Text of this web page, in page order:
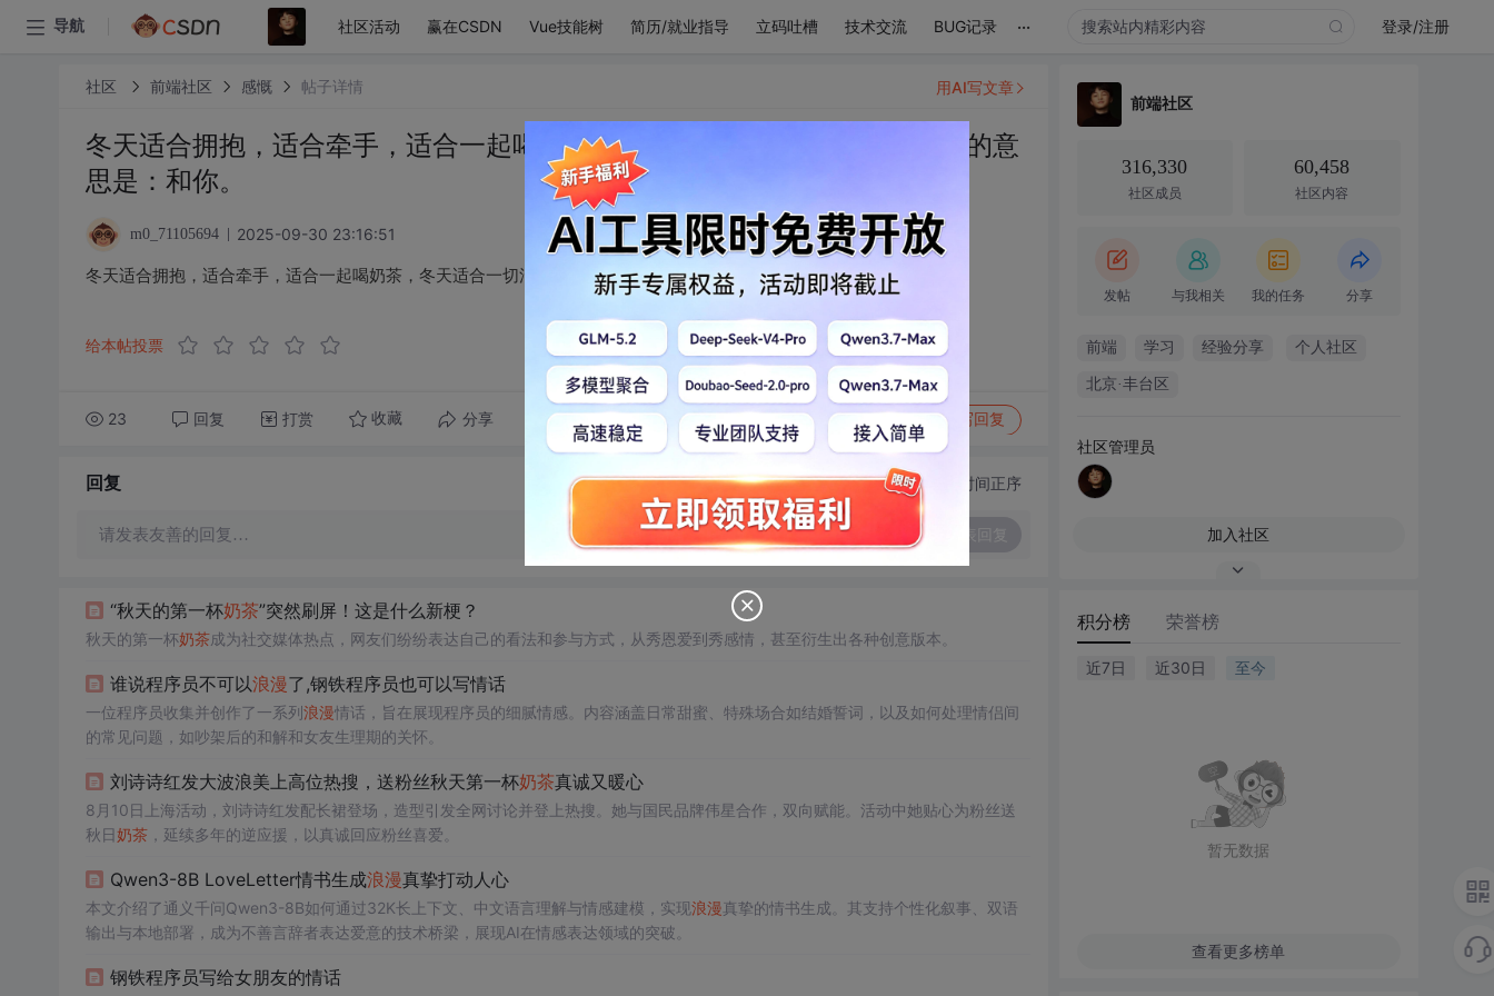
导航 社区活动 赢在CSDN Vue技能树 简历/就业指导 立码吐槽 技术交流 BUG记录 ... 登录/注册
社区 前端社区 感慨 帖子详情
冬天适合拥抱，适合牵手，适合一起喝奶茶，冬天适合一切浪漫的事情，我的意
思是：和你。 ​​​
m0_71105694 2025-09-30 23:16:51
冬天适合拥抱，适合牵手，适合一起喝奶茶，冬天适合一切浪漫的事情，我的意思是：和你。 ​​​
给本帖投票
23 回复 打赏 收藏 分享 转发到动态 举报 写回复
用AI写文章
回复 切换为时间正序
请发表友善的回复…
“秋天的第一杯奶茶”突然刷屏！这是什么新梗？
秋天的第一杯奶茶成为社交媒体热点，网友们纷纷表达自己的看法和参与方式，从秀恩爱到秀感情，甚至衍生出各种创意版本。
谁说程序员不可以浪漫了,钢铁程序员也可以写情话
一位程序员收集并创作了一系列浪漫情话，旨在展现程序员的细腻情感。内容涵盖日常甜蜜、特殊场合如结婚誓词，以及如何处理情侣间
的常见问题，如吵架后的和解和女友生理期的关怀。
刘诗诗红发大波浪美上高位热搜，送粉丝秋天第一杯奶茶真诚又暖心
8月10日上海活动，刘诗诗红发配长裙登场，造型引发全网讨论并登上热搜。她与国民品牌伟星合作，双向赋能。活动中她贴心为粉丝送
秋日奶茶，延续多年的逆应援，以真诚回应粉丝喜爱。
Qwen3-8B LoveLetter情书生成浪漫真挚打动人心
本文介绍了通义千问Qwen3-8B如何通过32K长上下文、中文语言理解与情感建模，实现浪漫真挚的情书生成。其支持个性化叙事、双语
输出与本地部署，成为不善言辞者表达爱意的技术桥梁，展现AI在情感表达领域的突破。
钢铁程序员写给女朋友的情话
前端社区
316,330
社区成员
60,458
社区内容
发帖 与我相关 我的任务 分享
前端 学习 经验分享 个人社区
北京·丰台区
社区管理员
加入社区
积分榜 荣誉榜
近7日 近30日 至今
暂无数据
查看更多榜单